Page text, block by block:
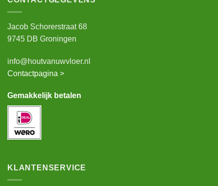
Jacob Schorerstraat 68
9745 DB Groningen
info@houtvanuwvloer.nl
Contactpagina >
Gemakkelijk betalen
KLANTENSERVICE